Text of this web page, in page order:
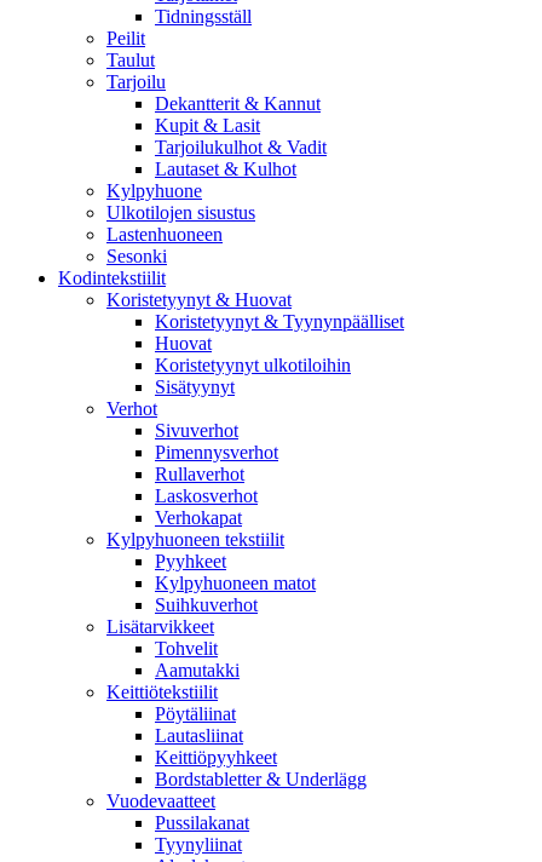
Tidningsställ
Peilit
Taulut
Tarjoilu
Dekantterit & Kannut
Kupit & Lasit
Tarjoilukulhot & Vadit
Lautaset & Kulhot
Kylpyhuone
Ulkotilojen sisustus
Lastenhuoneen
Sesonki
Kodintekstiilit
Koristetyynyt & Huovat
Koristetyynyt & Tyynynpäälliset
Huovat
Koristetyynyt ulkotiloihin
Sisätyynyt
Verhot
Sivuverhot
Pimennysverhot
Rullaverhot
Laskosverhot
Verhokapat
Kylpyhuoneen tekstiilit
Pyyhkeet
Kylpyhuoneen matot
Suihkuverhot
Lisätarvikkeet
Tohvelit
Aamutakki
Keittiötekstiilit
Pöytäliinat
Lautasliinat
Keittiöpyyhkeet
Bordstabletter & Underlägg
Vuodevaatteet
Pussilakanat
Tyynyliinat